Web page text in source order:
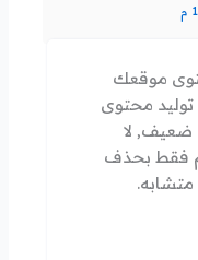
موقعك
محتوى
ضعيف, لا
فقط بحذف